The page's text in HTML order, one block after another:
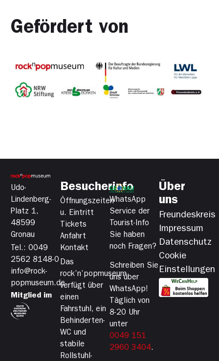
Gefördert von
Udo-
Lindenberg-
Platz 1,
48599
Gronau
Tel.: 0049
2562 8148-0
info@rock-
popmuseum.de
Mitglied im
Besucherinfo
Öffnungszeiten
u. Eintritt
Tickets
Anfahrt
Kontakt
Das
rock’n’popmuseum
verfügt über
einen
Fahrstuhl, ein
Behinderten-
WC und
stabile
Rollstuhl-
WhatsApp
Service der
Tourist-Info
Sie haben
noch Fragen?
Schreiben Sie
uns über
WhatsApp!
Täglich von
8-20 Uhr
unter
0049 151
2960 3404.
Über
uns
Freundeskreis
Impressum
Datenschutz
Cookie
Einstellungen